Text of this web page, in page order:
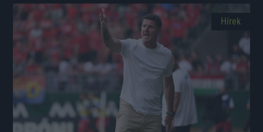
Hírek